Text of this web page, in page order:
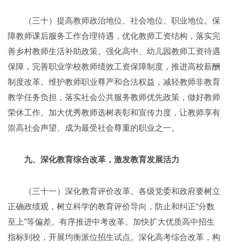
（三十）提高教师政治地位、社会地位、职业地位。保
障教师课后服务工作合理待遇，优化教师工资结构，落实完
善乡村教师生活补助政策。强化高中、幼儿园教师工资待遇
保障，完善职业学校教师绩效工资保障制度，推进高校薪酬
制度改革。维护教师职业尊严和合法权益，减轻教师非教育
教学任务负担，落实社会公共服务教师优先政策，做好教师
荣休工作。加大优秀教师选树表彰和宣传力度，让教师享有
崇高社会声望、成为最受社会尊重的职业之一。
九、深化教育综合改革，激发教育发展活力
（三十一）深化教育评价改革。各级党委和政府要树立
正确政绩观，树立科学的教育评价导向，防止和纠正“分数
至上”等偏差。有序推进中考改革。加快扩大优质高中招生
指标到校，开展均衡派位招生试点。深化高考综合改革，构